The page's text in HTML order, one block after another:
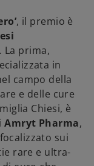
, il premio è
. La prima,
in
campo della
e delle cure
Chiesi, è
Amryt Pharma,
sui
rare e ultra-